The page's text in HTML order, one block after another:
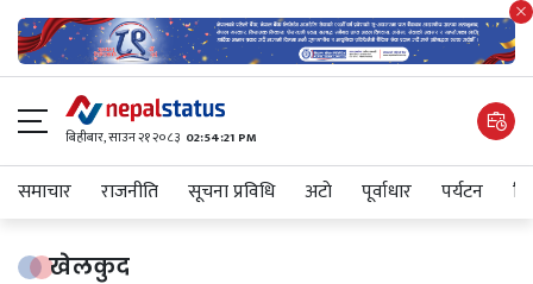
बिहीबार, साउन २१ २०८३ 02:54:21 PM
समाचार राजनीति सूचना प्रविधि अटाे पूर्वाधार पर्यटन
खेलकुद